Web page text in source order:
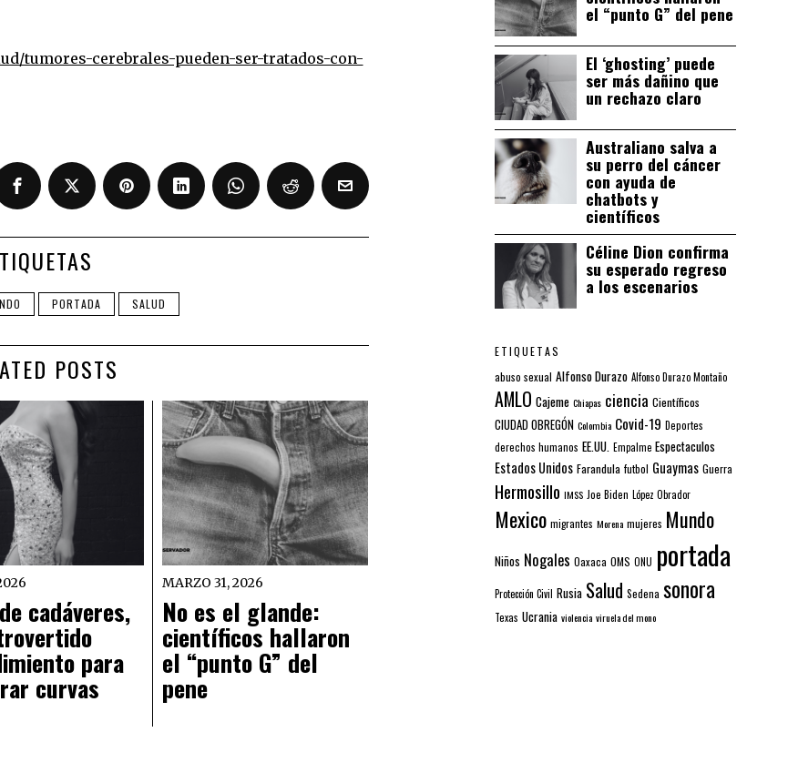
tumores-cerebrales-pueden-ser-tratados-con-
PORTADA SALUD
POSTS
cadáveres,
para
curvas
MARZO 31, 2026
No es el glande:
científicos hallaron
el “punto G” del
pene
el “punto G” del pene
El ‘ghosting’ puede
ser más dañino que
un rechazo claro
Australiano salva a
su perro del cáncer
con ayuda de
chatbots y
científicos
Céline Dion confirma
su esperado regreso
a los escenarios
ETIQUETAS
abuso sexual Alfonso Durazo Alfonso Durazo Montaño
AMLO Cajeme Chiapas ciencia Científicos
CIUDAD OBREGÓN Colombia Covid-19 Deportes
derechos humanos EE.UU. Empalme Espectaculos
Estados Unidos Farandula futbol Guaymas Guerra
Hermosillo IMSS Joe Biden López Obrador
Mexico migrantes Morena mujeres Mundo
Niños Nogales Oaxaca OMS ONU portada
Protección Civil Rusia Salud Sedena sonora
Texas Ucrania violencia viruela del mono